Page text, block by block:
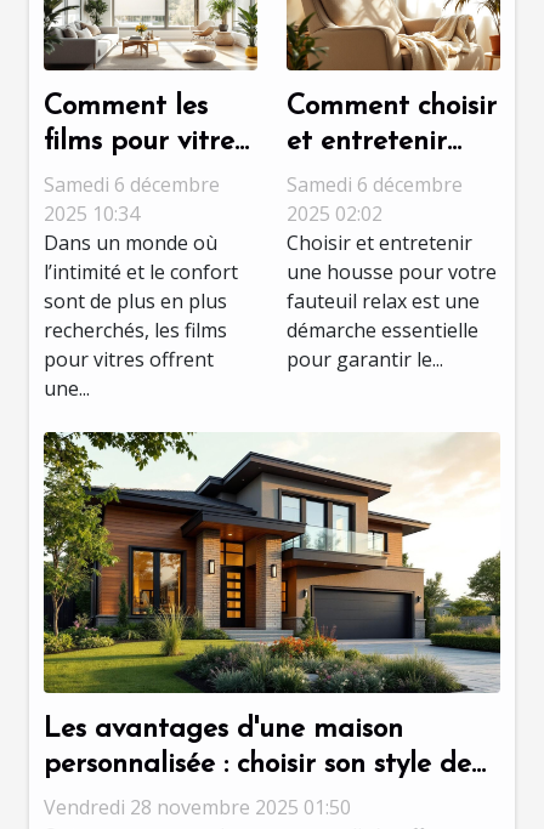
Comment les
films pour vitres
peuvent
transformer
votre espace de
vie ?
Samedi 6 décembre
2025 10:34
Dans un monde où
l’intimité et le confort
sont de plus en plus
recherchés, les films
pour vitres offrent
une...
Comment choisir
et entretenir
une housse pour
votre fauteuil
relax ?
Samedi 6 décembre
2025 02:02
Choisir et entretenir
une housse pour votre
fauteuil relax est une
démarche essentielle
pour garantir le...
Les avantages d'une maison
personnalisée : choisir son style de
vie ?
Vendredi 28 novembre 2025 01:50